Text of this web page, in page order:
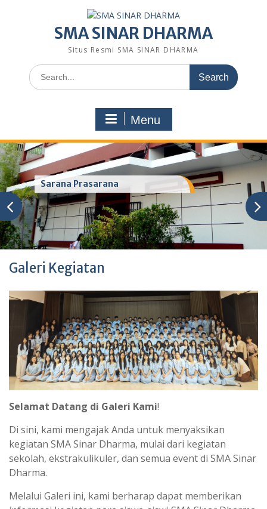
SMA SINAR DHARMA
Situs Resmi SMA SINAR DHARMA
Search
for:
Menu
Sarana Prasarana
Galeri Kegiatan
Selamat Datang di Galeri Kami!
Di sini, kami mengajak Anda untuk menyaksikan
kegiatan SMA Sinar Dharma, mulai dari kegiatan
sekolah, ekstrakulikuler, dan semua event di SMA Sinar
Dharma.
Melalui Galeri ini, kami berharap dapat memberikan